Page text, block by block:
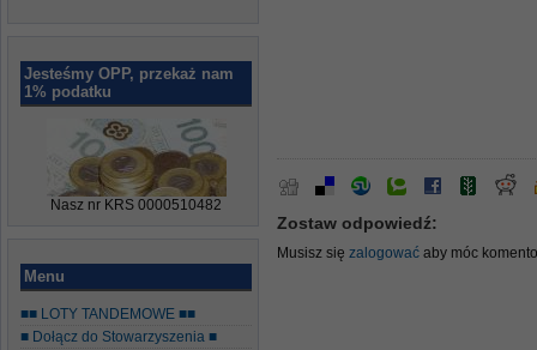
Jesteśmy OPP, przekaż nam
1% podatku
Nasz nr KRS 0000510482
Menu
■■ LOTY TANDEMOWE ■■
■ Dołącz do Stowarzyszenia ■
Zostaw odpowiedź:
Musisz się zalogować aby móc